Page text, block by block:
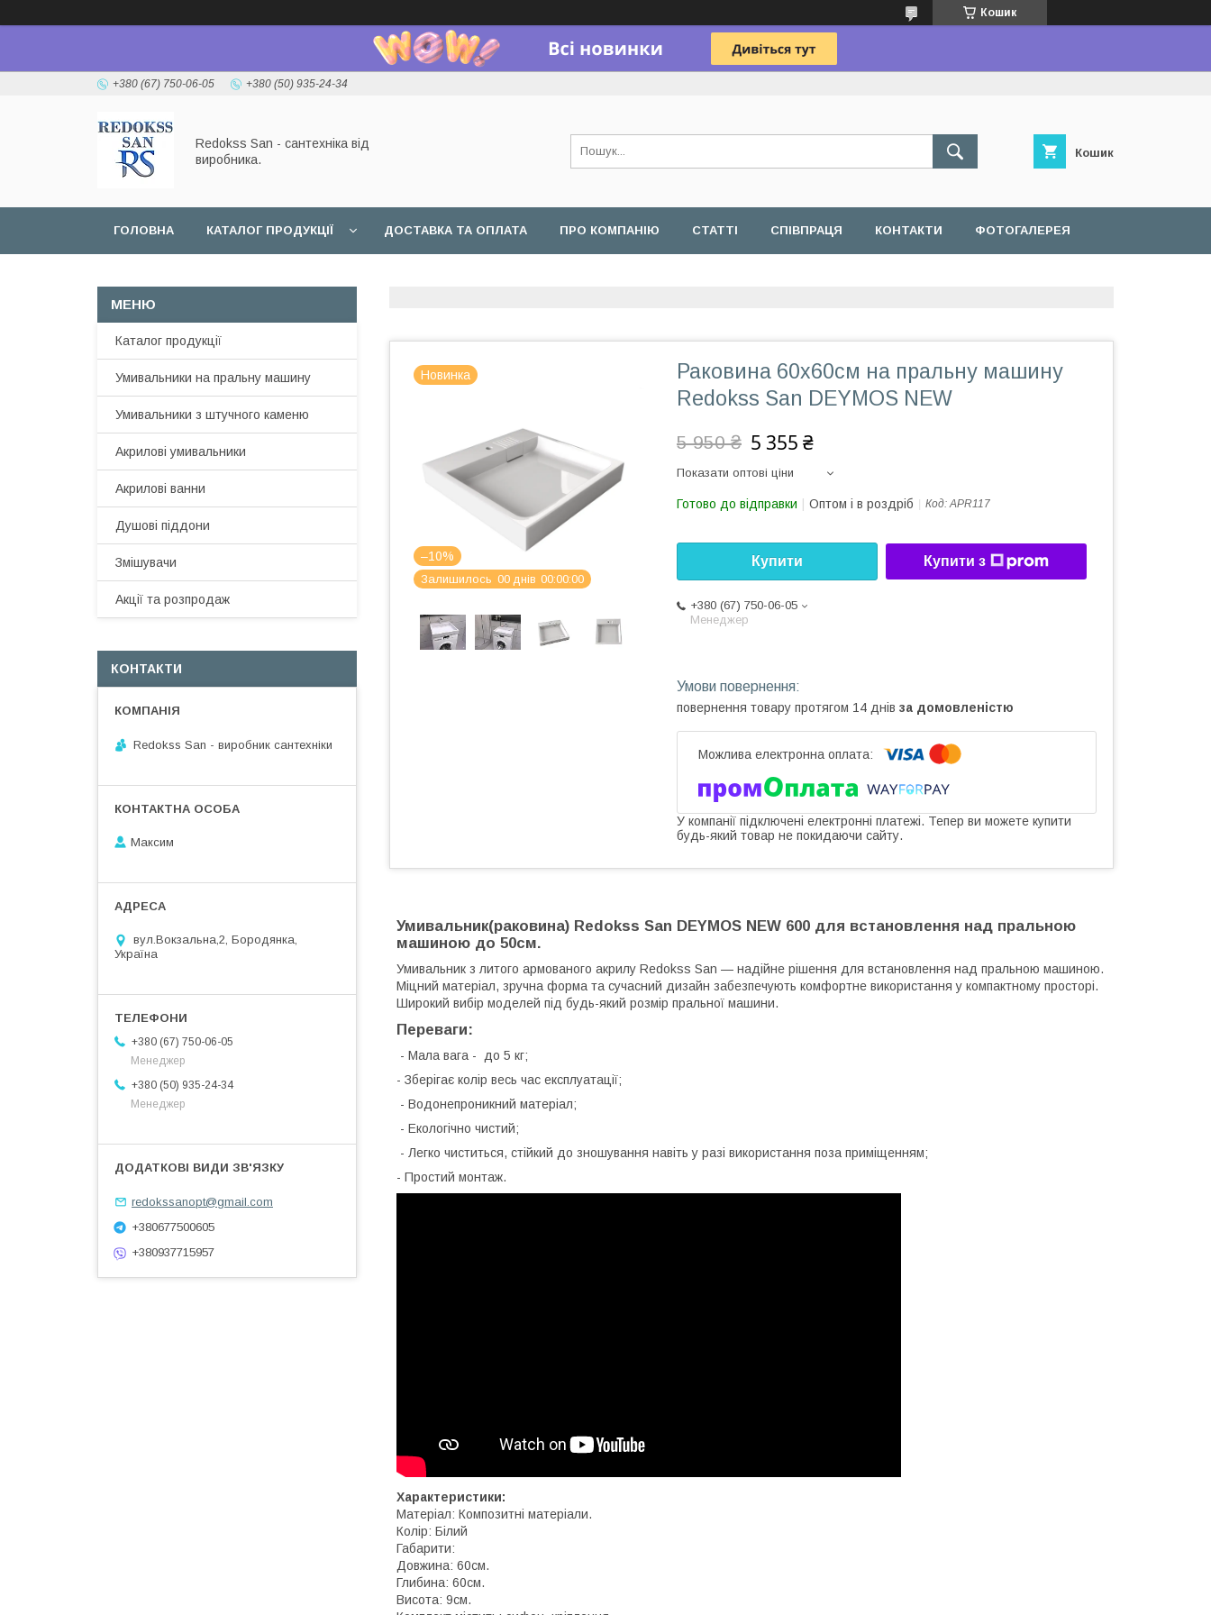
Кошик
+380 (67) 750-06-05 +380 (50) 935-24-34
Redokss San - сантехніка від
виробника.
Кошик
ГОЛОВНА КАТАЛОГ ПРОДУКЦІЇ ДОСТАВКА ТА ОПЛАТА ПРО КОМПАНІЮ СТАТТІ СПІВПРАЦЯ КОНТАКТИ ФОТОГАЛЕРЕЯ
Новинка
–10%
Залишилось 00 днів 00 00 00
Раковина 60х60см на пральну машину
Redokss San DEYMOS NEW
5 950 ₴ 5 355 ₴
Показати оптові ціни
Готово до відправки Оптом і в роздріб Код:APR117
Купити Купити з
+380 (67) 750-06-05
Менеджер
повернення товару протягом 14 днів за домовленістю
У компанії підключені електронні платежі. Тепер ви можете купити
будь-який товар не покидаючи сайту.
Умивальник(раковина) Redokss San DEYMOS NEW 600 для встановлення над пральною
машиною до 50см.
Умивальник з литого армованого акрилу Redokss San — надійне рішення для встановлення над пральною машиною.
Міцний матеріал, зручна форма та сучасний дизайн забезпечують комфортне використання у компактному просторі.
Широкий вибір моделей під будь-який розмір пральної машини.
Переваги:
- Мала вага - до 5 кг;
- Зберігає колір весь час експлуатації;
- Водонепроникний матеріал;
- Екологічно чистий;
- Легко чиститься, стійкий до зношування навіть у разі використання поза приміщенням;
- Простий монтаж.
Характеристики:
Матеріал: Композитні матеріали.
Колір: Білий
Габарити:
Довжина: 60см.
Глибина: 60см.
Висота: 9см.
Каталог продукції
Умивальники на пральну машину
Умивальники з штучного каменю
Акрилові умивальники
Акрилові ванни
Душові піддони
Змішувачи
Акції та розпродаж
КОНТАКТИ
Redokss San - виробник сантехніки
Максим
вул.Вокзальна,2, Бородянка,
Україна
+380 (67) 750-06-05
Менеджер
+380 (50) 935-24-34
Менеджер
redokssanopt@gmail.com
+380677500605
+380937715957